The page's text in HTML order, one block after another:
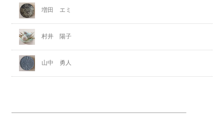
増田 エミ
村井 陽子
山中 勇人